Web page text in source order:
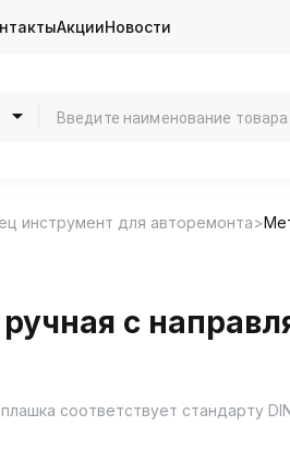
АкцииНовости
инструмент для авторемонта
с
соответствует стандарту